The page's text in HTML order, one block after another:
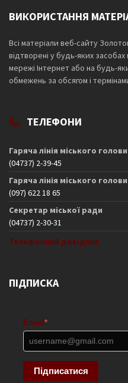
ВИКОРИСТАННЯ
Всі матеріали веб-сайту
відтворені у будь-яких
мережі Інтернет або на будь-
обмежень за обсягом і термінами
ТЕЛЕФОНИ
Гаряча лінія міського голови
(04737) 2-39-45
Гаряча лінія міського голови
(097) 622 18 65
Секретар міської ради
(04737) 2-30-31
Телефонний довідник
ПІДПИСКА
Email *
Підписатися